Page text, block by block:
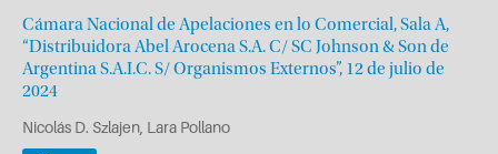
Cámara Nacional de Apelaciones en lo Comercial, Sala A,
“Distribuidora Abel Arocena S.A. C/ SC Johnson & Son de
Argentina S.A.I.C. S/ Organismos Externos”, 12 de julio de
2024
Nicolás D. Szlajen, Lara Pollano